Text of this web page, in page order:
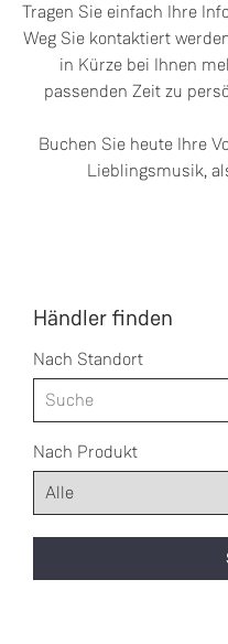
Tragen Sie einfach Ihre
Weg Sie kontaktiert
in Kürze bei Ihnen
passenden Zeit zu
Buchen Sie heute Ihre
Lieblingsmusik,
Händler finden
Nach Standort
Nach Produkt